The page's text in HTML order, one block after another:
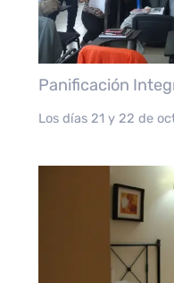
Panificación
Los días 21 y 22 de